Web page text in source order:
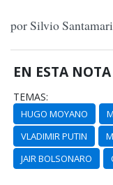
por Silvio
EN ESTA NOTA
TEMAS:
HUGO MOYANO
VLADIMIR PUTIN
JAIR BOLSONARO